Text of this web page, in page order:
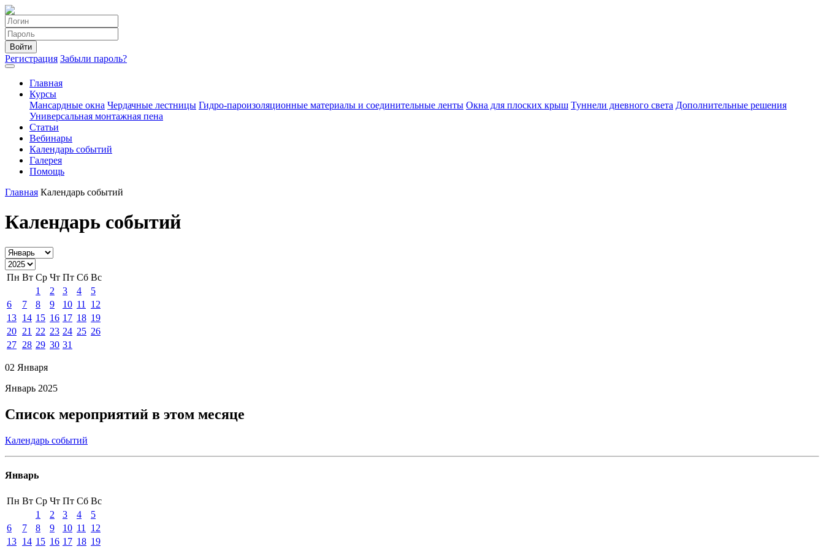
Войти
Регистрация Забыли пароль?
Главная
Курсы
Мансардные окна Чердачные лестницы Гидро-пароизоляционные материалы и соединительные ленты Окна для плоских крыш Туннели дневного света Дополнительные решения
Универсальная монтажная пена
Статьи
Вебинары
Календарь событий
Галерея
Помощь
Главная Календарь событий
Календарь событий
Пн Вт Ср Чт Пт Сб Вс
1
2 3 4
5
6
7 8 9 10 11
12
13 14 15 16 17 18 19
20 21 22 23 24 25 26
27 28 29 30 31
02 Января
Январь 2025
Список мероприятий в этом месяце
Календарь событий
Январь
Пн Вт Ср Чт Пт Сб Вс
1
2 3 4
5
6
7 8 9 10 11
12
13 14 15 16 17 18 19